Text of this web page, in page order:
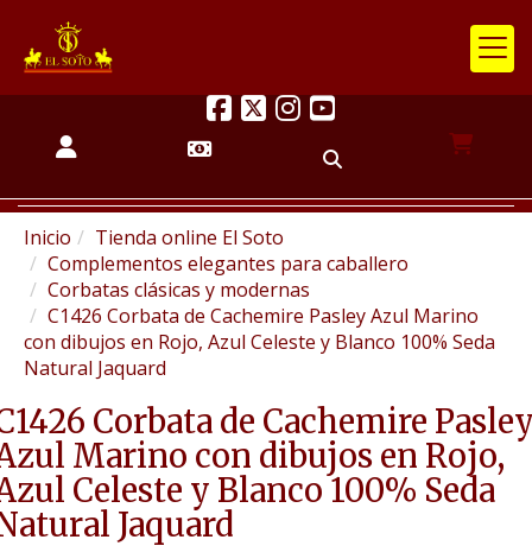
Inicio
Tienda online El Soto
Complementos elegantes para caballero
Corbatas clásicas y modernas
C1426 Corbata de Cachemire Pasley Azul Marino
con dibujos en Rojo, Azul Celeste y Blanco 100% Seda
Natural Jaquard
Corbata de Cachemire
Marino con dibujos en Rojo,
Celeste y Blanco 100% Seda
Jaquard